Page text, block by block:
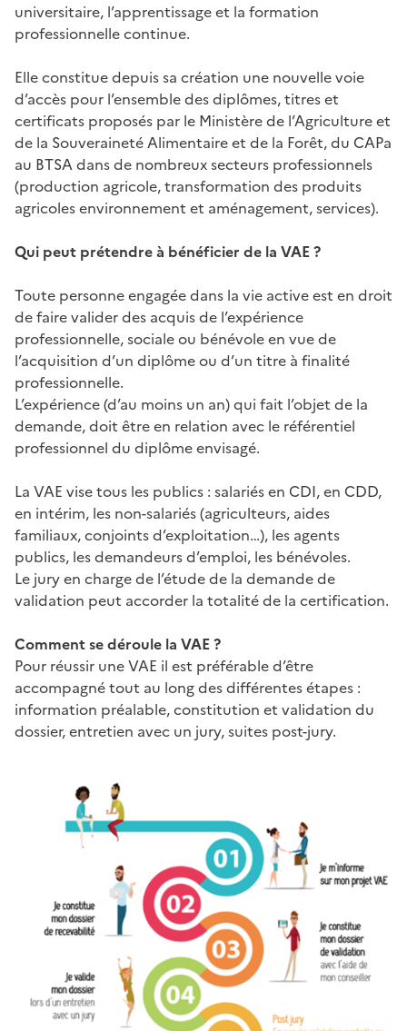
universitaire, l’apprentissage et la formation
professionnelle continue.
Elle constitue depuis sa création une nouvelle voie
d’accès pour l’ensemble des diplômes, titres et
certificats proposés par le Ministère de l’Agriculture et
de la Souveraineté Alimentaire et de la Forêt, du CAPa
au BTSA dans de nombreux secteurs professionnels
(production agricole, transformation des produits
agricoles environnement et aménagement, services).
Qui peut prétendre à bénéficier de la VAE ?
Toute personne engagée dans la vie active est en droit
de faire valider des acquis de l’expérience
professionnelle, sociale ou bénévole en vue de
l’acquisition d’un diplôme ou d’un titre à finalité
professionnelle.
L’expérience (d’au moins un an) qui fait l’objet de la
demande, doit être en relation avec le référentiel
professionnel du diplôme envisagé.
La VAE vise tous les publics : salariés en CDI, en CDD,
en intérim, les non-salariés (agriculteurs, aides
familiaux, conjoints d’exploitation…), les agents
publics, les demandeurs d’emploi, les bénévoles.
Le jury en charge de l’étude de la demande de
validation peut accorder la totalité de la certification.
Comment se déroule la VAE ?
Pour réussir une VAE il est préférable d’être
accompagné tout au long des différentes étapes :
information préalable, constitution et validation du
dossier, entretien avec un jury, suites post-jury.